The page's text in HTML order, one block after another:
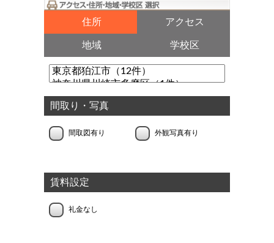
住所 アクセス
地域 学校区
間取り・写真
間取図有り 外観写真有り
賃料設定
礼金なし